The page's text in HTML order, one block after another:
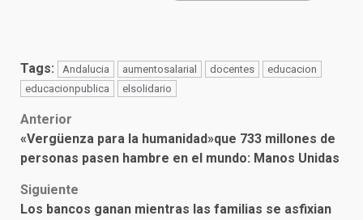
Tags: Andalucia aumentosalarial docentes
educacion
educacionpublica
elsolidario
Post
navigation
Anterior
«Vergüenza para la humanidad»que 733 millones de
personas pasen hambre en el mundo: Manos Unidas
Siguiente
Los bancos ganan mientras las familias se asfixian